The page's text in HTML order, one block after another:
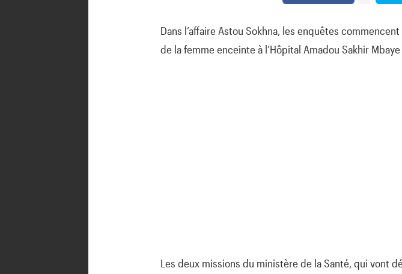
Dans l’affaire Astou Sokhna, les enquêtes
de la femme enceinte à l’Hôpital Amadou Sakhir
Les deux missions du ministère de la Santé, qui vont